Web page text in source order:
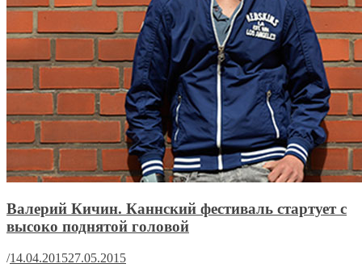
Валерий Кичин. Каннский фестиваль стартует с
высоко поднятой головой
/14.04.201527.05.2015